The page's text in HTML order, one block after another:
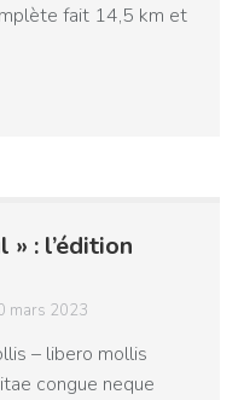
fait 14,5 km et
» : l’édition
mars 2023
– libero mollis
congue neque